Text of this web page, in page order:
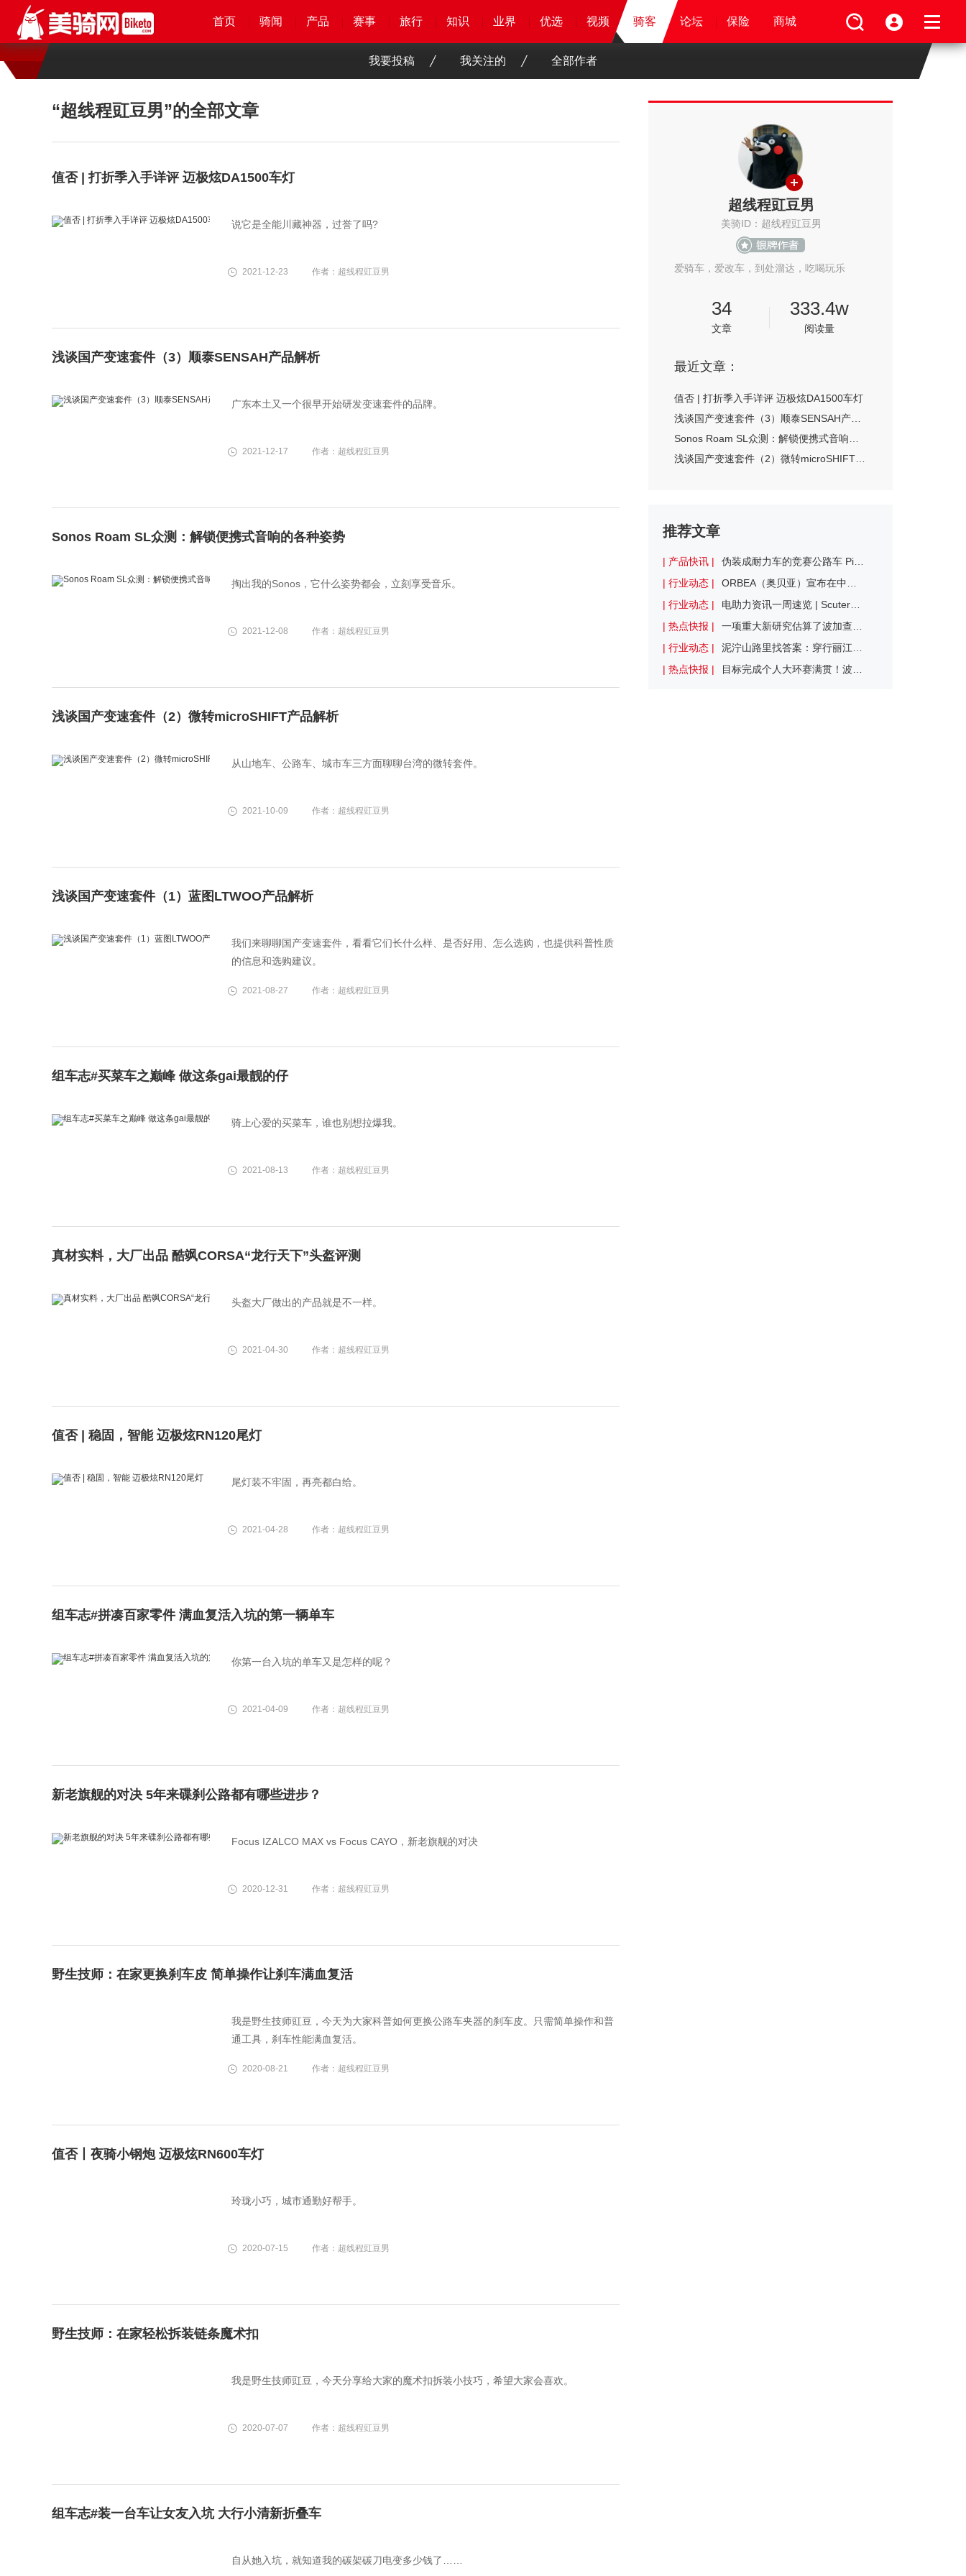
首页 骑闻 产品 赛事 旅行 知识 业界 优选 保险 商城
首页 骑闻 产品 赛事 旅行 知识 业界 优选 骑客 视频 论坛 保险 商城
首页 骑闻 产品 赛事 旅行 知识 业界 优选 视频 骑客 论坛 保险 商城
首页 骑闻 产品 赛事 旅行 知识 业界 优选 视频 骑客 论坛 保险 商城
我要投稿 我关注的 全部作者
“超线程豇豆男”的全部文章
值否 | 打折季入手详评 迈极炫DA1500车灯
说它是全能川藏神器，过誉了吗?
2021-12-23 作者：超线程豇豆男
浅谈国产变速套件（3）顺泰SENSAH产品解析
广东本土又一个很早开始研发变速套件的品牌。
2021-12-17 作者：超线程豇豆男
Sonos Roam SL众测：解锁便携式音响的各种姿势
掏出我的Sonos，它什么姿势都会，立刻享受音乐。
2021-12-08 作者：超线程豇豆男
浅谈国产变速套件（2）微转microSHIFT产品解析
从山地车、公路车、城市车三方面聊聊台湾的微转套件。
2021-10-09 作者：超线程豇豆男
浅谈国产变速套件（1）蓝图LTWOO产品解析
我们来聊聊国产变速套件，看看它们长什么样、是否好用、怎么选购，也提供科普性质
的信息和选购建议。
2021-08-27 作者：超线程豇豆男
组车志#买菜车之巅峰 做这条gai最靓的仔
骑上心爱的买菜车，谁也别想拉爆我。
2021-08-13 作者：超线程豇豆男
真材实料，大厂出品 酷飒CORSA“龙行天下”头盔评测
头盔大厂做出的产品就是不一样。
2021-04-30 作者：超线程豇豆男
值否 | 稳固，智能 迈极炫RN120尾灯
尾灯装不牢固，再亮都白给。
2021-04-28 作者：超线程豇豆男
组车志#拼凑百家零件 满血复活入坑的第一辆单车
你第一台入坑的单车又是怎样的呢？
2021-04-09 作者：超线程豇豆男
新老旗舰的对决 5年来碟刹公路都有哪些进步？
Focus IZALCO MAX vs Focus CAYO，新老旗舰的对决
2020-12-31 作者：超线程豇豆男
野生技师：在家更换刹车皮 简单操作让刹车满血复活
我是野生技师豇豆，今天为大家科普如何更换公路车夹器的刹车皮。只需简单操作和普
通工具，刹车性能满血复活。
2020-08-21 作者：超线程豇豆男
值否丨夜骑小钢炮 迈极炫RN600车灯
玲珑小巧，城市通勤好帮手。
2020-07-15 作者：超线程豇豆男
野生技师：在家轻松拆装链条魔术扣
我是野生技师豇豆，今天分享给大家的魔术扣拆装小技巧，希望大家会喜欢。
2020-07-07 作者：超线程豇豆男
组车志#装一台车让女友入坑 大行小清新折叠车
自从她入坑，就知道我的碳架碳刀电变多少钱了……
超线程豇豆男
美骑ID：超线程豇豆男
爱骑车，爱改车，到处溜达，吃喝玩乐
34
文章
333.4w
阅读量
最近文章：
值否 | 打折季入手详评 迈极炫DA1500车灯
推荐文章
| 产品快讯 |
| 行业动态 |
| 行业动态 |
| 热点快报 |
| 行业动态 |
| 热点快报 |